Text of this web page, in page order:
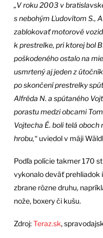
„V roku 2003 v
s nebohým Ľudovítom S.,
zablokovať motorové
k prestrelke, pri ktorej bol
poškodeného ostalo na
usmrtený aj jeden z
po skončení prestrelky
Alfréda N. a spútaného
porastu medzi obcami
Vojtecha É. boli telá
hrobu,“uviedol v máji
Podľa polície takmer 170
vykonalo deväť prehliadok
zbrane rôzne druhu,
nože, boxery či kušu.
Zdroj:Teraz.sk,